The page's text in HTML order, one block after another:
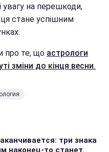
увагу на перешкоди,
стане успішним
про те, що астрологи
зміни до кінця весни.
три знака
наконец-то станет